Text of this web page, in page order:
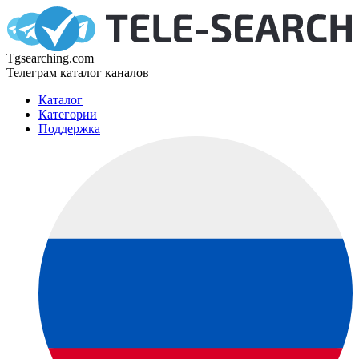
Tgsearching.com
Телеграм каталог каналов
Каталог
Категории
Поддержка